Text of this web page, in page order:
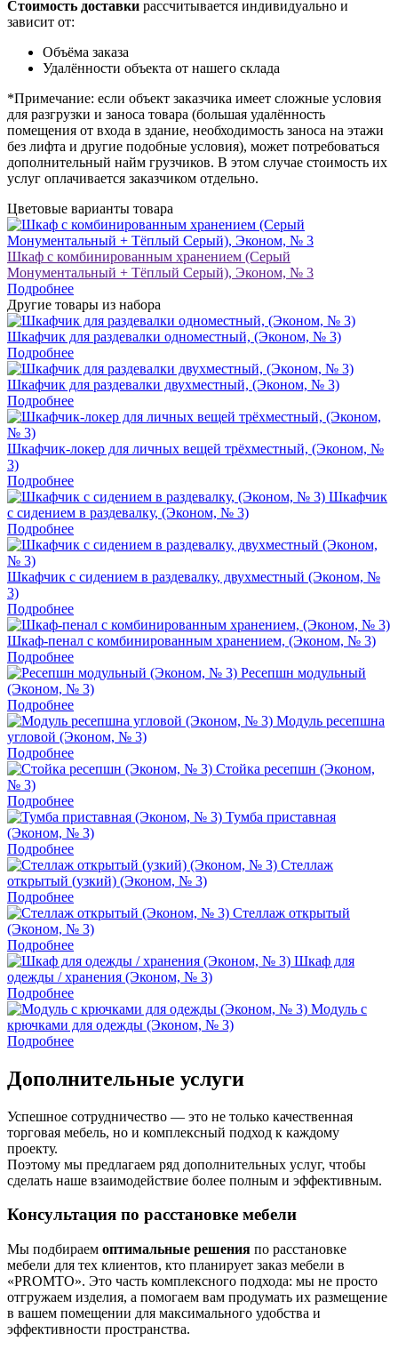
Стоимость доставки рассчитывается индивидуально и
зависит от:
Объёма заказа
Удалённости объекта от нашего склада
*Примечание: если объект заказчика имеет сложные условия
для разгрузки и заноса товара (большая удалённость
помещения от входа в здание, необходимость заноса на этажи
без лифта и другие подобные условия), может потребоваться
дополнительный найм грузчиков. В этом случае стоимость их
услуг оплачивается заказчиком отдельно.
Цветовые варианты товара
Шкаф с комбинированным хранением (Серый
Монументальный + Тёплый Серый), Эконом, № 3
Подробнее
Другие товары из набора
Шкафчик для раздевалки одноместный, (Эконом, № 3)
Подробнее
Шкафчик для раздевалки двухместный, (Эконом, № 3)
Подробнее
Шкафчик-локер для личных вещей трёхместный, (Эконом, №
3)
Подробнее
Шкафчик
с сидением в раздевалку, (Эконом, № 3)
Подробнее
Шкафчик с сидением в раздевалку, двухместный (Эконом, №
3)
Подробнее
Шкаф-пенал с комбинированным хранением, (Эконом, № 3)
Подробнее
Ресепшн модульный
(Эконом, № 3)
Подробнее
Модуль ресепшна
угловой (Эконом, № 3)
Подробнее
Стойка ресепшн (Эконом,
№ 3)
Подробнее
Тумба приставная
(Эконом, № 3)
Подробнее
Стеллаж
открытый (узкий) (Эконом, № 3)
Подробнее
Стеллаж открытый
(Эконом, № 3)
Подробнее
Шкаф для
одежды / хранения (Эконом, № 3)
Подробнее
Модуль с
крючками для одежды (Эконом, № 3)
Подробнее
Дополнительные услуги
Успешное сотрудничество — это не только качественная
торговая мебель, но и комплексный подход к каждому
проекту.
Поэтому мы предлагаем ряд дополнительных услуг, чтобы
сделать наше взаимодействие более полным и эффективным.
Консультация по расстановке мебели
Мы подбираем оптимальные решения по расстановке
мебели для тех клиентов, кто планирует заказ мебели в
«PROMTO». Это часть комплексного подхода: мы не просто
отгружаем изделия, а помогаем вам продумать их размещение
в вашем помещении для максимального удобства и
эффективности пространства.